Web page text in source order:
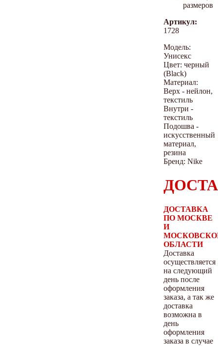
размеров
Артикул:
1728
Модель:
Унисекс
Цвет: черный
(Black)
Материал:
Верх - нейлон,
текстиль
Внутри -
текстиль
Подошва -
искусственный
материал,
резина
Бренд: Nike
ДОСТАВКА
ПО МОСКВЕ
И
ОБЛАСТИ
Доставка
осуществляется
на следующий
день после
оформления
заказа, а так же
доставка
возможна в
день
оформления
заказа в случае